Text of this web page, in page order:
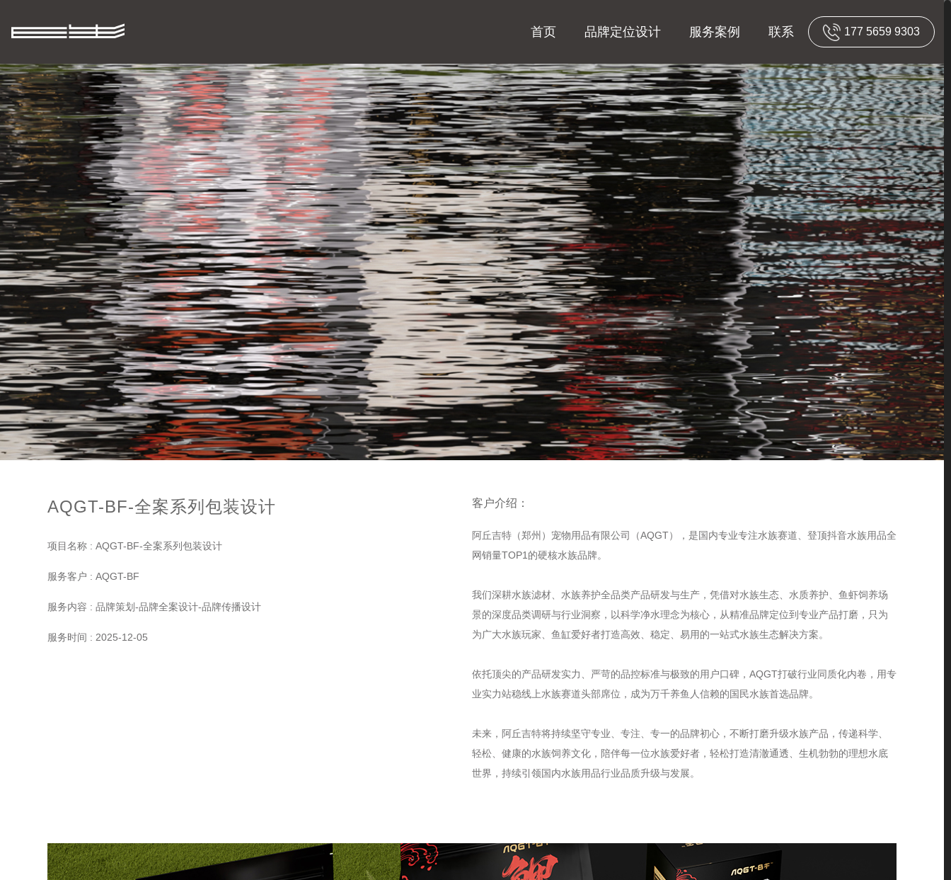
首页 品牌定位设计 服务案例 联系 177 5659 9303
AQGT-BF-全案系列包装设计
项目名称 : AQGT-BF-全案系列包装设计
服务客户 : AQGT-BF
服务内容 : 品牌策划-品牌全案设计-品牌传播设计
服务时间 : 2025-12-05
客户介绍：
阿丘吉特（郑州）宠物用品有限公司（AQGT），是国内专业专注水族赛道、登顶抖音水族用品全
网销量TOP1的硬核水族品牌。
我们深耕水族滤材、水族养护全品类产品研发与生产，凭借对水族生态、水质养护、鱼虾饲养场
景的深度品类调研与行业洞察，以科学净水理念为核心，从精准品牌定位到专业产品打磨，只为
为广大水族玩家、鱼缸爱好者打造高效、稳定、易用的一站式水族生态解决方案。
依托顶尖的产品研发实力、严苛的品控标准与极致的用户口碑，AQGT打破行业同质化内卷，用专
业实力站稳线上水族赛道头部席位，成为万千养鱼人信赖的国民水族首选品牌。
未来，阿丘吉特将持续坚守专业、专注、专一的品牌初心，不断打磨升级水族产品，传递科学、
轻松、健康的水族饲养文化，陪伴每一位水族爱好者，轻松打造清澈通透、生机勃勃的理想水底
世界，持续引领国内水族用品行业品质升级与发展。